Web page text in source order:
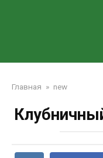
Главная » new